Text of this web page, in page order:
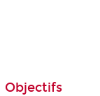
Objectifs